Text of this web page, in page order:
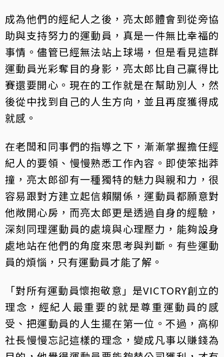
成為他們的經紀人之後，亮太郎體會到從旁協
助與支持努力的運動員，真是一件無比幸福的
事情。儘管已經無法站上球場，但是看見這群
運動員光彩奪目的身影，亮太郎比自己贏得比
賽還要開心。現在的工作就是在幫助別人，然
後從中找到自己的人生方向，並且再度獲得成
就感。
在老闆和同事們的指導之下，漸漸掌握擔任經
紀人的要領、慢慢熟悉工作內容。即使笨拙莽
撞，亮太郎卻有一種獨特的魅力與親和力，很
容易跟對方建立起信賴關係，運動員都願意對
他敞開心房，而亮太郎更是透過自身的經驗，
深刻同理運動員的處境與心理壓力，能夠設身
處地站在他們的角度來思考與判斷。有些運動
員的煩惱，只有運動員才能了解。
「對所有運動員懷抱敬意」是VICTORY創立的
理念，經紀人最重要的就是尊重運動員的感
受、把運動員的人生擺在第一位。不過，高柳
社長慢慢忘記這樣的理念，變成凡事以賺錢為